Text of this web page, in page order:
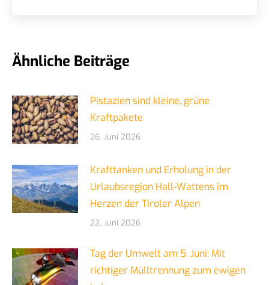
Ähnliche Beiträge
Pistazien sind kleine, grüne
Kraftpakete
26. Juni 2026
Krafttanken und Erholung in der
Urlaubsregion Hall-Wattens im
Herzen der Tiroler Alpen
22. Juni 2026
Tag der Umwelt am 5. Juni: Mit
richtiger Mülltrennung zum ewigen